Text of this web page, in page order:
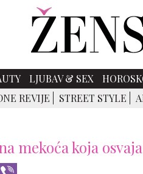
LJUBAV & SEX
REVIJE STREET STYLE
mekoća koja
Pinterest